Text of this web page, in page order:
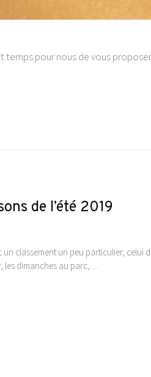
pour nous de vous
de l’été 2019
un classement un peu particulier, celui
les dimanches au parc,…